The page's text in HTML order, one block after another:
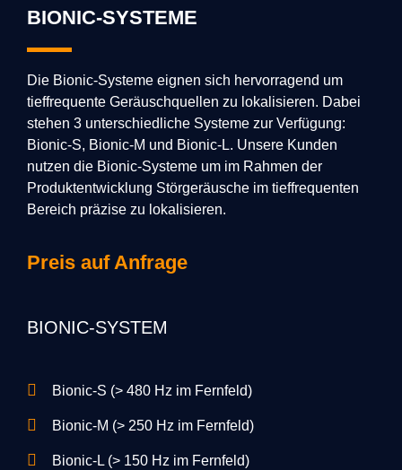
BIONIC-SYSTEME
Die Bionic-Systeme eignen sich hervorragend um
tieffrequente Geräuschquellen zu lokalisieren. Dabei
stehen 3 unterschiedliche Systeme zur Verfügung:
Bionic-S, Bionic-M und Bionic-L. Unsere Kunden
nutzen die Bionic-Systeme um im Rahmen der
Produktentwicklung Störgeräusche im tieffrequenten
Bereich präzise zu lokalisieren.
Preis auf Anfrage
BIONIC-SYSTEM
Bionic-S (> 480 Hz im Fernfeld)
Bionic-M (> 250 Hz im Fernfeld)
Bionic-L (> 150 Hz im Fernfeld)